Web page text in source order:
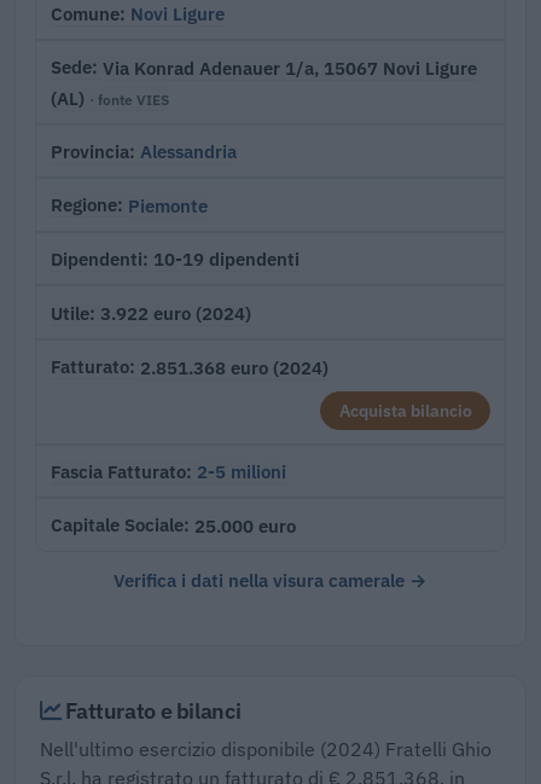
Comune Novi Ligure
Sede Via Konrad Adenauer 1/a, 15067 Novi Ligure
(AL) · fonte VIES
Provincia Alessandria
Regione Piemonte
Dipendenti 10-19 dipendenti
Utile 3.922 euro (2024)
Fatturato 2.851.368 euro (2024)
Acquista bilancio
Fascia Fatturato 2-5 milioni
Capitale Sociale 25.000 euro
Verifica i dati nella visura camerale →
Fatturato e bilanci
Nell'ultimo esercizio disponibile (2024) Fratelli Ghio
S.r.l. ha registrato un fatturato di € 2.851.368, in